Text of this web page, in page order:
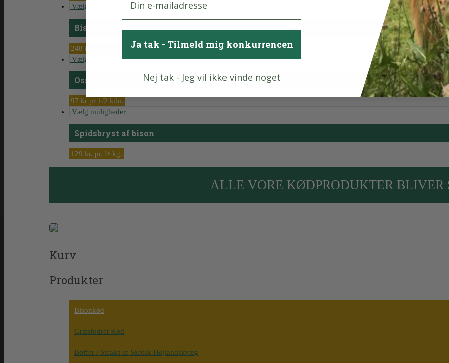
Vælg muligheder
Bison Klump til skært kød
248 kr. pr. ½ kg.
Vælg muligheder
Osso buco af bison
97 kr pr 1/2 kilo.
Vælg muligheder
Spidsbryst af bison
129 kr. pr. ½ kg.
ALLE VORE KØDPRODUKTER BLIVER
Kurv
Produkter
Bisonkød
Græsfodret Kød
Bøffer / Steaks af Skotsk Højlandskvæg
Ja tak - Tilmeld mig konkurrencen
Nej tak - Jeg vil ikke vinde noget